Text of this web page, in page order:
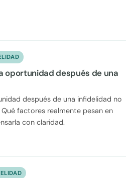
oportunidad después de una
después de una infidelidad no
factores realmente pesan en
con claridad.